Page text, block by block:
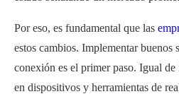
Por eso, es fundamental que las
estos cambios. Implementar buenos
conexión es el primer paso. Igual
en dispositivos y herramientas de